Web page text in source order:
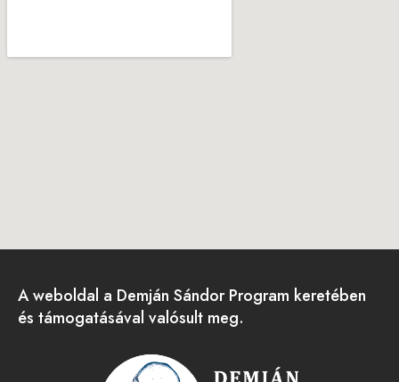
A weboldal a Demján Sándor Program keretében
és támogatásával valósult meg.